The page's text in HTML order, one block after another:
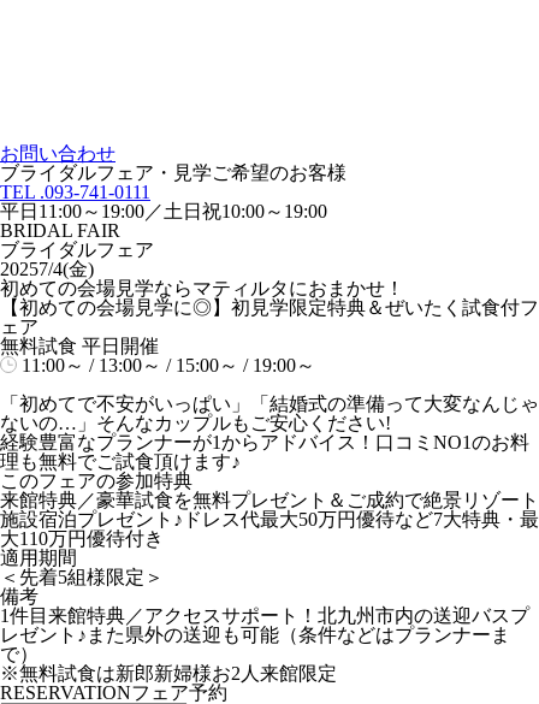
お問い合わせ
ブライダルフェア・見学ご希望のお客様
TEL .093-741-0111
平日11:00～19:00／土日祝10:00～19:00
BRIDAL FAIR
ブライダルフェア
20257/4(金)
初めての会場見学ならマティルタにおまかせ！
【初めての会場見学に◎】初見学限定特典＆ぜいたく試食付フ
ェア
無料試食 平日開催
11:00～ / 13:00～ / 15:00～ / 19:00～
「初めてで不安がいっぱい」「結婚式の準備って大変なんじゃ
ないの…」そんなカップルもご安心ください!
経験豊富なプランナーが1からアドバイス！口コミNO1のお料
理も無料でご試食頂けます♪
このフェアの参加特典
来館特典／豪華試食を無料プレゼント＆ご成約で絶景リゾート
施設宿泊プレゼント♪ドレス代最大50万円優待など7大特典・最
大110万円優待付き
適用期間
＜先着5組様限定＞
備考
1件目来館特典／アクセスサポート！北九州市内の送迎バスプ
レゼント♪また県外の送迎も可能（条件などはプランナーま
で）
※無料試食は新郎新婦様お2人来館限定
RESERVATIONフェア予約